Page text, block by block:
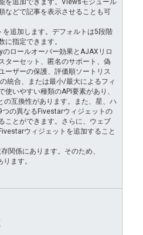
などで記事を表示させることも可
追加します。デフォルトは5段階
に指定できます。
ロールオーバー効果とAJAXリロ
ターセット、匿名のサポート、偽
ーザーの保護、評価順ソートリス
統合、または最小/最大によるフィ
使いやすい種類のAPI要素があり、
互換性があります。また、星、ハ
の異なるFivestarウィジェットの
ことができます。さらに、ウェブ
ウィジェットを追加すること
関係にあります。そのため、
ます。